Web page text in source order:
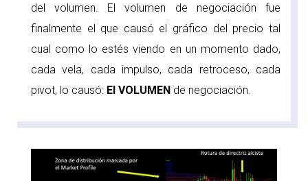
del volumen. El volumen de negociación fue
finalmente el que causó el gráfico del precio tal
cual como lo estés viendo en un momento dado,
cada vela, cada impulso, cada retroceso, cada
pivot, lo causó:El VOLUMENde negociación.